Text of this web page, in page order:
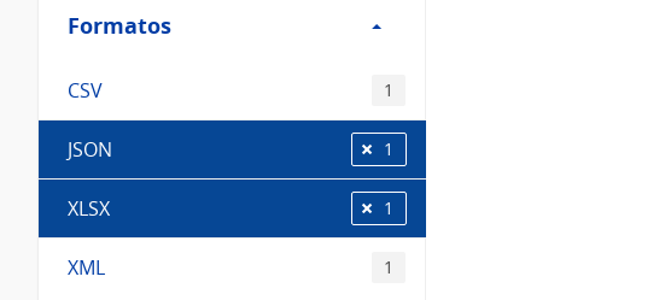
Formatos
Formatos
CSV 1
JSON 1
XLSX 1
XML 1